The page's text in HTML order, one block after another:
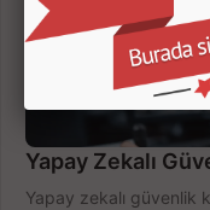
Yapay Zekalı
Yapay zekalı güvenlik